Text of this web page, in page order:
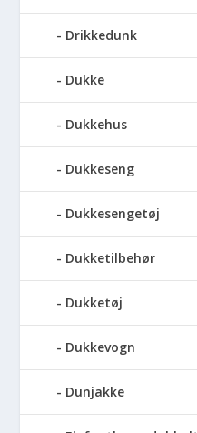
Drikkedunk
Dukke
Dukkehus
Dukkeseng
Dukkesengetøj
Dukketilbehør
Dukketøj
Dukkevogn
Dunjakke